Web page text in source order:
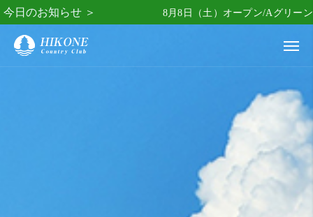
今日のお知らせ ＞ 8月8日（土）オープン/Aグリーン